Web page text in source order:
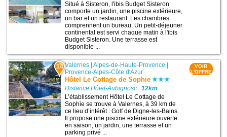
Situé à Sisteron, l'ibis Budget Sisteron
comporte un jardin, une piscine extérieure,
un bar et un restaurant. Les chambres
comprennent un bureau. Un petit-déjeuner
continental est servi chaque matin à l'ibis
Budget Sisteron. Une terrasse est
disponible ...
14 Valernes |Alpes-de-Haute-Provence
Provence-Alpes-Côte d'Azur
Hôtel Le Cottage de Sophie
Distance Hôtel-Aubignosc :12km
L’établissement Hôtel Le Cottage de
Sophie se trouve à Valernes, à 39 km de
ce lieu d’intérêt : Golf de Digne-les-Bains.
Il propose une piscine extérieure ouverte
en saison, un jardin, une terrasse et un
parking privé ...
VOIR
L'OFFRE